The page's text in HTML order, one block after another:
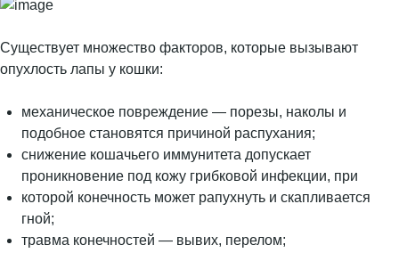
Существует множество факторов, которые вызывают
опухлость лапы у кошки:
механическое повреждение — порезы, наколы и
подобное становятся причиной распухания;
снижение кошачьего иммунитета допускает
проникновение под кожу грибковой инфекции, при
которой конечность может рапухнуть и скапливается
гной;
травма конечностей — вывих, перелом;